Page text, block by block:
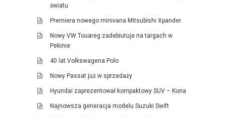
światu
Premiera nowego minivana Mitsubishi Xpander
Nowy VW Touareg zadebiutuje na targach w
Pekinie
40 lat Volkswagena Polo
Nowy Passat już w sprzedaży
Hyundai zaprezentował kompaktowy SUV – Kona
Najnowsza generacja modelu Suzuki Swift